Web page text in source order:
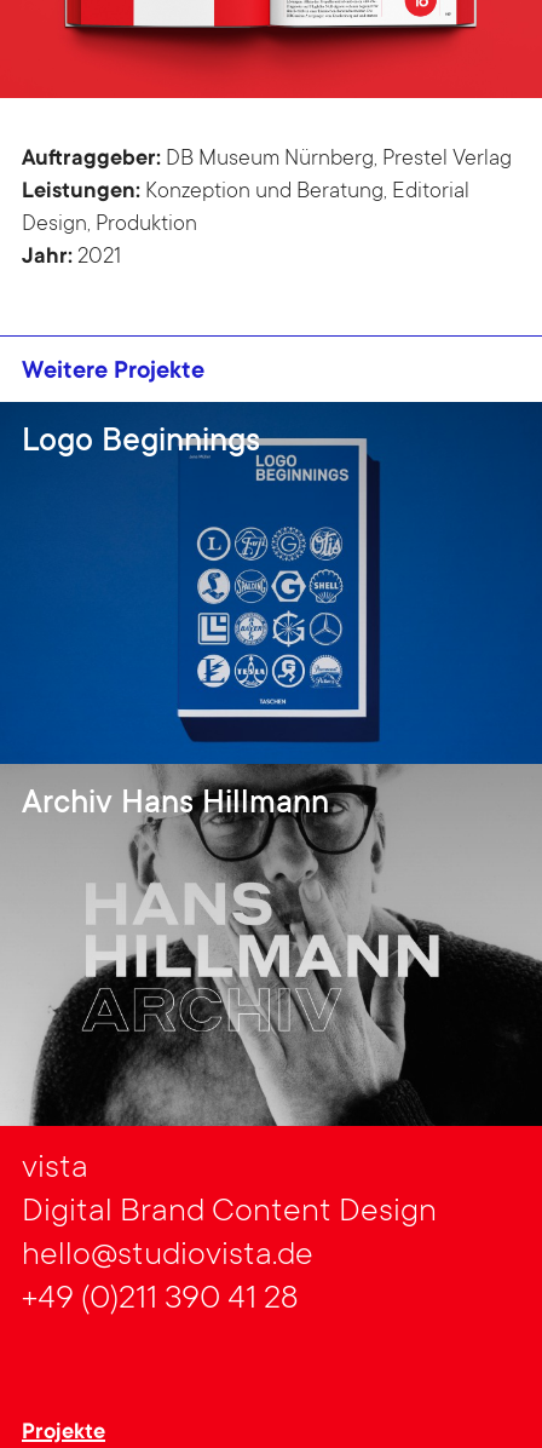
Auftraggeber: DB Museum Nürnberg, Prestel Verlag
Leistungen: Konzeption und Beratung, Editorial
Design, Produktion
Jahr: 2021
Weitere Projekte
Logo Beginnings
Archiv Hans Hillmann
vista
Digital Brand Content Design
hello@studiovista.de
+49 (0)211 390 41 28
Projekte